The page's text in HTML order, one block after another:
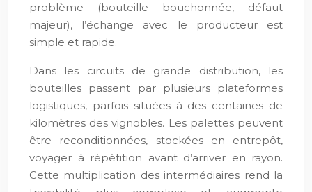
problème (bouteille bouchonnée, défaut
majeur), l’échange avec le producteur est
simple et rapide.
Dans les circuits de grande distribution, les
bouteilles passent par plusieurs plateformes
logistiques, parfois situées à des centaines de
kilomètres des vignobles. Les palettes peuvent
être reconditionnées, stockées en entrepôt,
voyager à répétition avant d’arriver en rayon.
Cette multiplication des intermédiaires rend la